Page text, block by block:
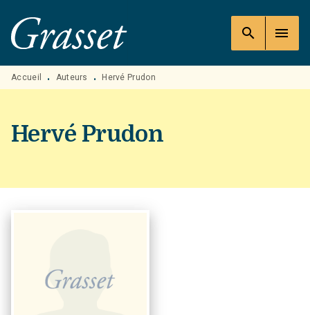
MENU RECHERCHE
PIED DE PAGE
search menu
Accueil • Auteurs • Hervé Prudon
Hervé Prudon